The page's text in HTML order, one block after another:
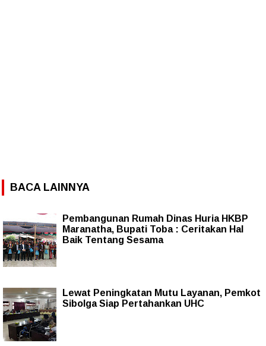
BACA LAINNYA
Pembangunan Rumah Dinas Huria HKBP
Maranatha, Bupati Toba : Ceritakan Hal
Baik Tentang Sesama
Lewat Peningkatan Mutu Layanan, Pemkot
Sibolga Siap Pertahankan UHC